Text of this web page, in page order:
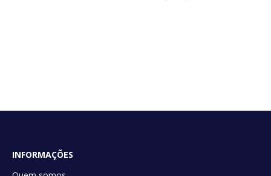
INFORMAÇÕES